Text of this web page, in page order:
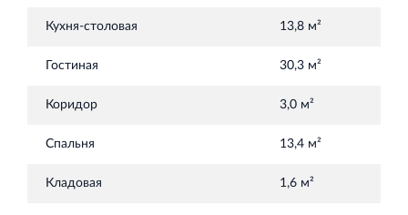
Кингисеппе
Кингисепп
Кухня-столовая 13,8 м²
Гостиная 30,3 м²
Коридор 3,0 м²
Спальня 13,4 м²
Кладовая 1,6 м²